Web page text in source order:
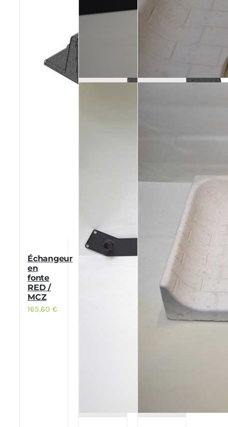
Échangeur
en
fonte
RED /
MCZ
165,60 €